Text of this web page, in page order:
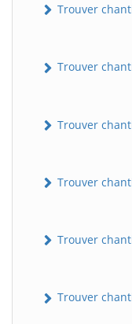
Trouver
Trouver
Trouver
Trouver
Trouver
Trouver